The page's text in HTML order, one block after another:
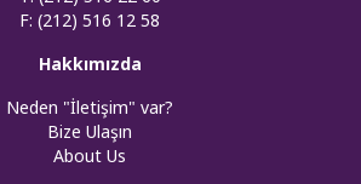
F: (212) 516 12 58
Hakkımızda
Neden "İletişim" var?
Bize Ulaşın
About Us